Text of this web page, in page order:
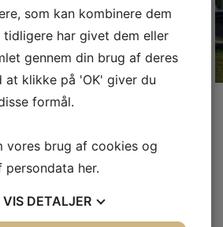
som kan kombinere dem
tidligere har givet dem eller
gennem din brug af deres
at klikke på 'OK' giver du
formål.
vores brug af cookies og
persondata her.
VIS DETALJER